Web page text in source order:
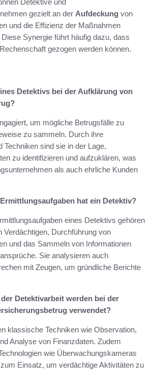
Detektive und
gezielt an der Aufdeckung von
und die Effizienz der Maßnahmen
Synergie führt häufig dazu, dass
gezogen werden können.
Detektivs bei der Aufklärung von
um mögliche Betrugsfälle zu
zu sammeln. Durch ihre
Techniken sind sie in der Lage,
zu identifizieren und aufzuklären, was
als auch ehrliche Kunden
hat ein Detektiv?
eines Detektivs gehören
Verdächtigen, Durchführung von
und das Sammeln von Informationen
Sie analysieren auch
mit Zeugen, um gründliche Berichte
Detektivarbeit werden bei der
verwendet?
klassische Techniken wie Observation,
Analyse von Finanzdaten. Zudem
wie Überwachungskameras
Einsatz, um verdächtige Aktivitäten zu